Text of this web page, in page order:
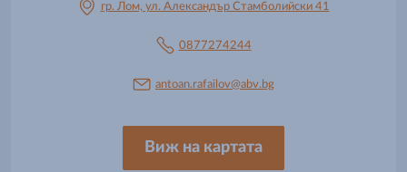
гр. Лом, ул. Александър Стамболийски 41
0877274244
antoan.rafailov@abv.bg
Виж на картата